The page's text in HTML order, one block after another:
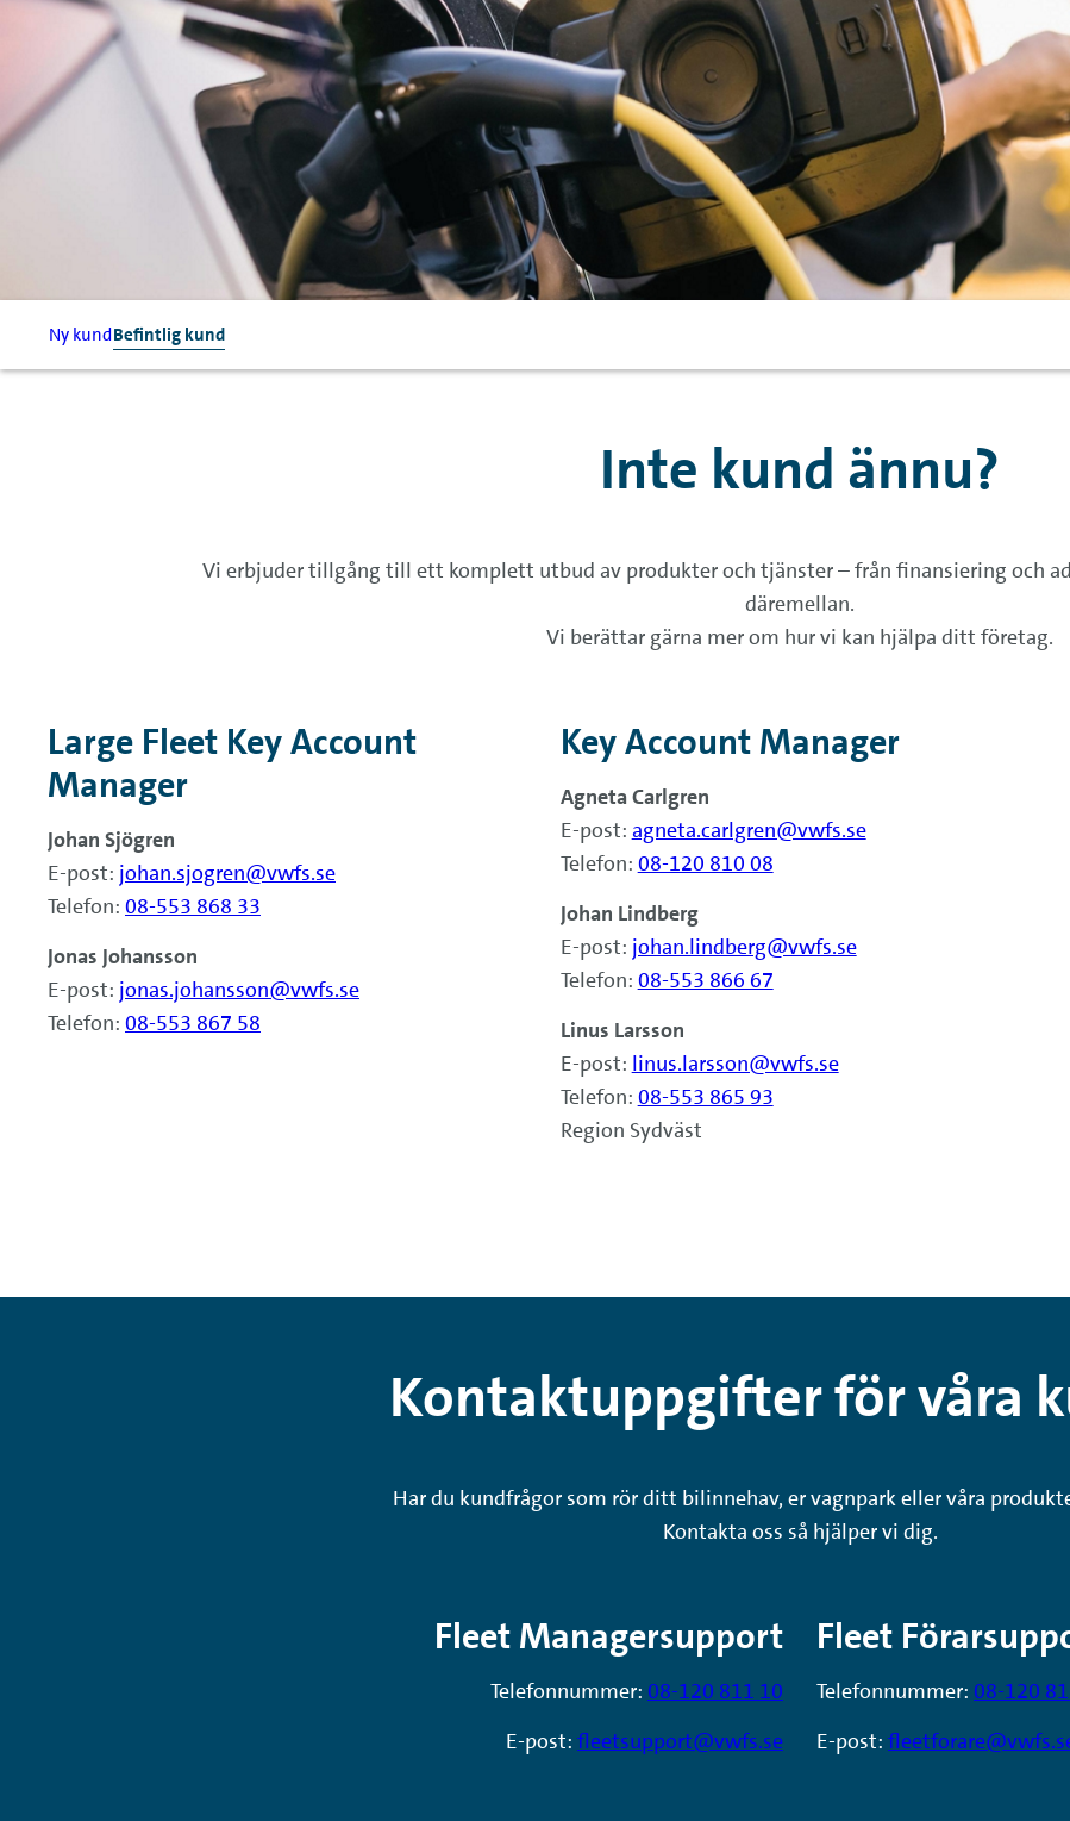
Ny kundBefintlig kund
Inte kund ännu?
Vi erbjuder tillgång till ett komplett utbud av produkter och tjänster – från finansiering och
däremellan.
Vi berättar gärna mer om hur vi kan hjälpa ditt företag.
Large Fleet Key Account
Manager
Johan Sjögren
E-post: johan.sjogren@vwfs.se
Telefon: 08-553 868 33
Jonas Johansson
E-post: jonas.johansson@vwfs.se
Telefon: 08-553 867 58
Key Account Manager
Agneta Carlgren
E-post: agneta.carlgren@vwfs.se
Telefon: 08-120 810 08
Johan Lindberg
E-post: johan.lindberg@vwfs.se
Telefon: 08-553 866 67
Linus Larsson
E-post: linus.larsson@vwfs.se
Telefon: 08-553 865 93
Region Sydväst
Kontaktuppgifter för våra
Har du kundfrågor som rör ditt bilinnehav, er vagnpark eller våra
Kontakta oss så hjälper vi dig.
Fleet Managersupport
Telefonnummer: 08-120 811 10
E-post: fleetsupport@vwfs.se
Fleet
Telefonnummer: 08-120
E-post: